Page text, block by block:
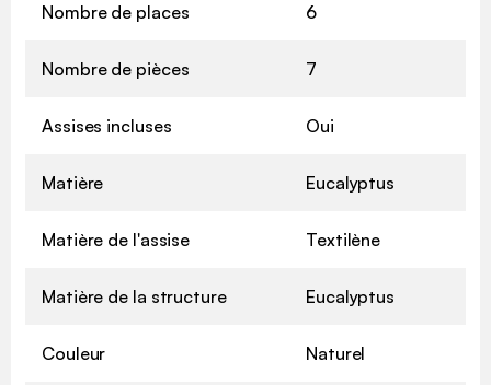
Nombre de places 6
Nombre de pièces 7
Assises incluses Oui
Matière Eucalyptus
Matière de l'assise Textilène
Matière de la structure Eucalyptus
Couleur Naturel